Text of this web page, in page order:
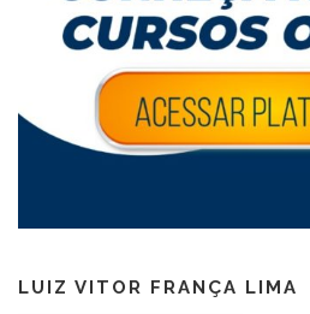
LUIZ VITOR FRANÇA LIMA